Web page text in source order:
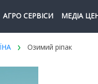
АГРО СЕРВІСИ МЕДІА
Озимий ріпак